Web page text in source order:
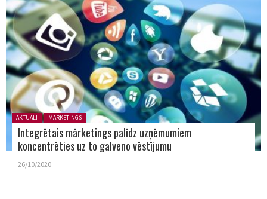
Posted in:
AKTUĀLI MĀRKETINGS
Integrētais mārketings palīdz uzņēmumiem
koncentrēties uz to galveno vēstījumu
26/10/2020